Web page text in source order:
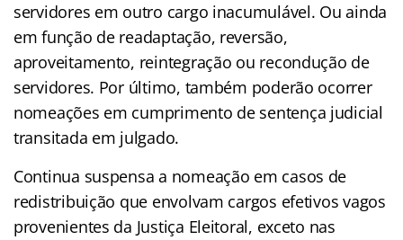
servidores em outro cargo inacumulável. Ou ainda
em função de readaptação, reversão,
aproveitamento, reintegração ou recondução de
servidores. Por último, também poderão ocorrer
nomeações em cumprimento de sentença judicial
transitada em julgado.
Continua suspensa a nomeação em casos de
redistribuição que envolvam cargos efetivos vagos
provenientes da Justiça Eleitoral, exceto nas